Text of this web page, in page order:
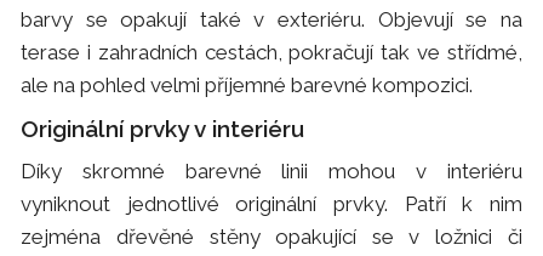
barvy se opakují také v exteriéru. Objevují se na
terase i zahradních cestách, pokračují tak ve střídmé,
ale na pohled velmi příjemné barevné kompozici.
Originální prvky v interiéru
Díky skromné barevné linii mohou v interiéru
vyniknout jednotlivé originální prvky. Patří k nim
zejména dřevěné stěny opakující se v ložnici či